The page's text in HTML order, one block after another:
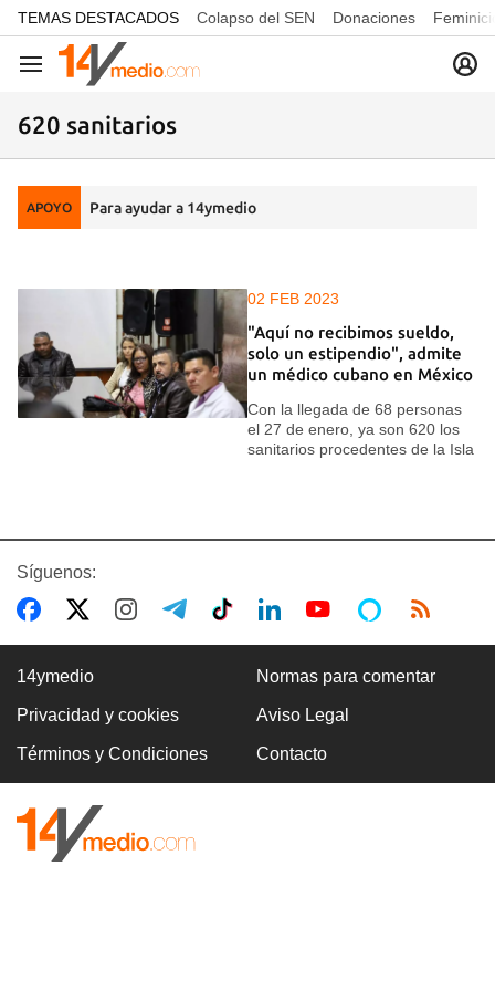
common.go-to-content
TEMAS DESTACADOS Colapso del SEN Donaciones
Navegación
620 sanitarios
APOYO Para ayudar a 14ymedio
02 FEB 2023
"Aquí no recibimos sueldo,
solo un estipendio", admite
un médico cubano en México
Con la llegada de 68 personas
el 27 de enero, ya son 620 los
sanitarios procedentes de la Isla
Síguenos:
14ymedio Normas para comentar
Privacidad y cookies Aviso Legal
Términos y Condiciones Contacto